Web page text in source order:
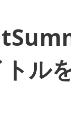
ルを